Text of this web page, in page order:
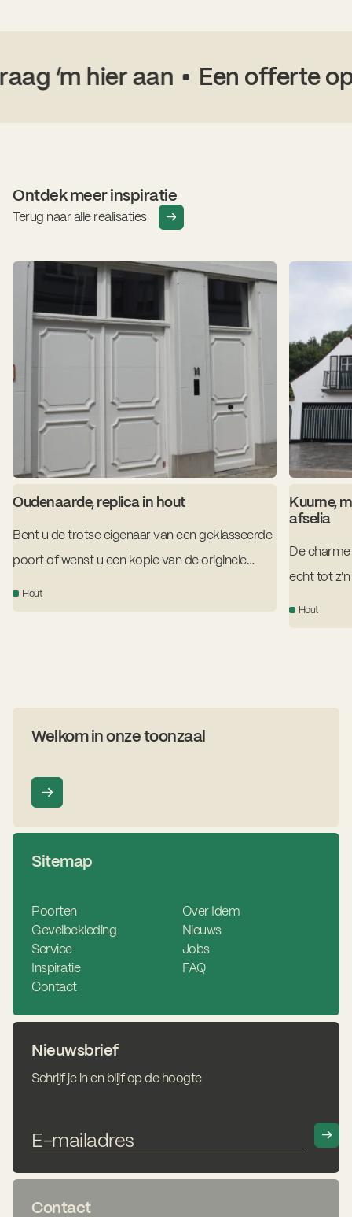
‘m hier aan Een offerte op
Ontdek meer inspiratie
Terug naar alle realisaties
Oudenaarde, replica in hout
Bent u de trotse eigenaar van een geklasseerde
poort of wenst u een kopie van de originele
Hout
Kuurne,
afselia
De
echt tot z'n
Hout
Welkom in onze toonzaal
Sitemap
Poorten
Gevelbekleding
Service
Inspiratie
Contact
Over Idem
Nieuws
Jobs
FAQ
Nieuwsbrief
Schrijf je in en blijf op de hoogte
Contact